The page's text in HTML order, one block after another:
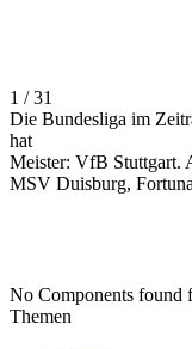
1 / 31
Die Bundesliga im
hat
Meister: VfB Stuttgart.
MSV Duisburg,
No Components found
Themen